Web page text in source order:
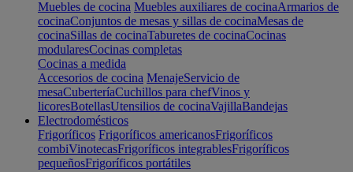
Muebles de cocina Muebles auxiliares de cocinaArmarios de
cocinaConjuntos de mesas y sillas de cocinaMesas de
cocinaSillas de cocinaTaburetes de cocinaCocinas
modularesCocinas completas
Cocinas a medida
Accesorios de cocina MenajeServicio de
mesaCuberteríaCuchillos para chefVinos y
licoresBotellasUtensilios de cocinaVajillaBandejas
Electrodomésticos
Frigoríficos Frigoríficos americanosFrigoríficos
combiVinotecasFrigoríficos integrablesFrigoríficos
pequeñosFrigoríficos portátiles